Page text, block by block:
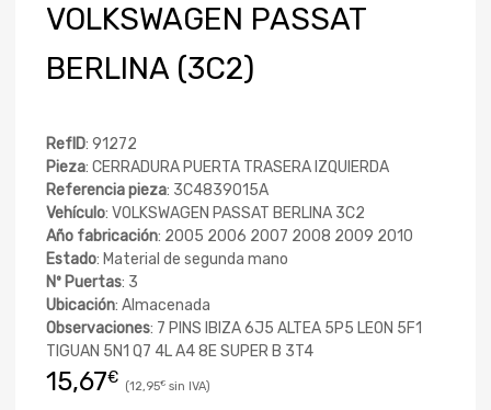
VOLKSWAGEN PASSAT
BERLINA (3C2)
RefID: 91272
Pieza: CERRADURA PUERTA TRASERA IZQUIERDA
Referencia pieza: 3C4839015A
Vehículo: VOLKSWAGEN PASSAT BERLINA 3C2
Año fabricación: 2005 2006 2007 2008 2009 2010
Estado: Material de segunda mano
Nº Puertas: 3
Ubicación: Almacenada
Observaciones: 7 PINS IBIZA 6J5 ALTEA 5P5 LEON 5F1
TIGUAN 5N1 Q7 4L A4 8E SUPER B 3T4
15,67€ 12,95€